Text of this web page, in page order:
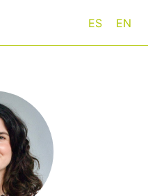
ES EN